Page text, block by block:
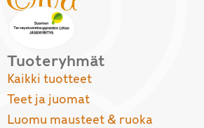
Tuoteryhmät
Kaikki tuotteet
Teet ja juomat
Luomu mausteet & ruoka